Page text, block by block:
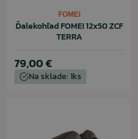
FOMEI
Ďalekohľad FOMEI 12x50 ZCF
TERRA
79,00 €
Na sklade: 1ks